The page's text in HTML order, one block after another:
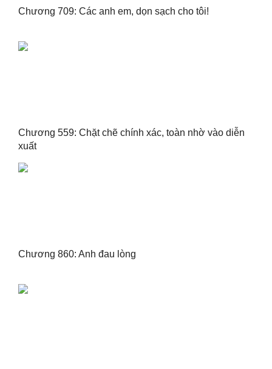
Chương 709: Các anh em, dọn sạch cho tôi!
Chương 559: Chặt chẽ chính xác, toàn nhờ vào diễn
xuất
Chương 860: Anh đau lòng